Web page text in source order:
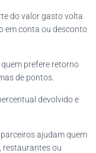
do valor gasto volta
em conta ou desconto
prefere retorno
de pontos.
devolvido e
ajudam quem
restaurantes ou